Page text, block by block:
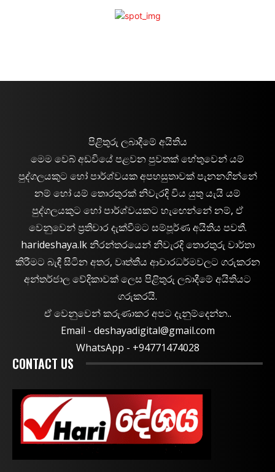
පිළිතුරු ලබාදීමේ අයිතිය
මෙම වෙබ් අඩවියේ පළවන පුවතක් හේතුවෙන් යම්
පුද්ගලයකුට හෝ පාර්ශ්වයක අපහසුතාවක් පැනනගින්නේ
නම් හෝ යම් තොරතුරක් නිවැරදි විය යුතු යැයි යම්
පුද්ගලයකුට හෝ පාර්ශ්වයකට හැඟෙන්නේ නම්, ඒ
වෙනුවෙන් ප්‍රතිචාර දැක්වීමට සම්පූර්ණ අයිතිය පවතී.
harideshaya.lk නිරන්තරයෙන් නිවැරදි තොරතුරු වාර්තා
කිරීමට බැඳී සිටින අතර, වෘත්තීය ආචාරධර්මවලට ගරුකරන
අන්තර්ජාල වේදිකාවක් ලෙස පිළිතුරු ලබාදීමේ අයිතියට
ගරුකරයි.
ඒ වෙනුවෙන් කරුණාකර අපට දැනුම්දෙන්න..
Email - deshayadigital@gmail.com
WhatsApp - ‪+94771474028
CONTACT US